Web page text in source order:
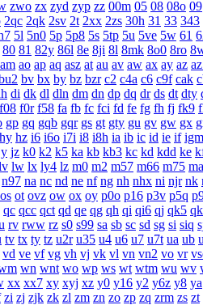
zwo zx zyd zyp zz 00m 05 08 08o 09
2qc 2qk 2sv 2t 2xx 2zs 30h 31 33 343
5l 5n0 5p 5p8 5s 5tp 5u 5ve 5w 61
80 81 82y 86l 8e 8ji 8l 8mk 8o0 8ro
am ao ap aq asz at au av aw ax ay az
bv bx by bz bzr c2 c4a c6 c9f cak
di dk dl dln dm dn dp dq dr ds dt dty
f08 f0r f58 fa fb fc fci fd fe fg fh fj fk9
gp gq gqb gqr gs gt gty gu gv gw gx
hy hz i6 i6o i7i i8 i8h ia ib ic id ie if igm
jz k0 k2 k5 ka kb kb3 kc kd kdd ke
lw lx ly4 lz m0 m2 m57 m66 m75 ma
n97 na nc nd ne nf ng nh nhx ni njr nk
os ot ovz ow ox oy p0o p16 p3v p5q
qc qcc qct qd qe qg qh qi qi6 qj qk5
rv rww rz s0 s99 sa sb sc sd sg si siq
tv tx ty tz u2r u35 u4 u6 u7 u7t ua ub
vd ve vf vg vh vj vk vl vn vn2 vo vr
wn wnt wo wp ws wt wtm wu wv
xx xx7 xy xyj xz y0 y16 y2 y6z y8 ya
zi zj zjk zk zl zm zn zo zp zq zrm zs zt